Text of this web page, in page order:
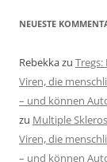
NEUESTE
Rebekkazu
Viren, die
– und können
zu Multiple
Viren, die
– und können